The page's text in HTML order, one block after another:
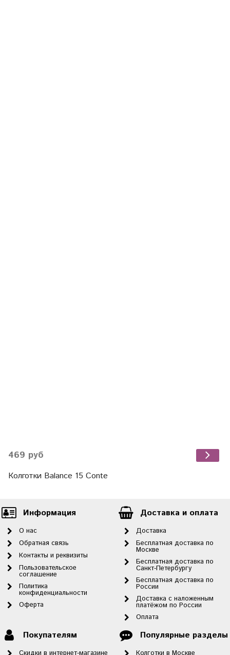
469 руб
Колготки Balance 15 Conte
Информация
О нас
Обратная связь
Контакты и реквизиты
Пользовательское
соглашение
Политика
конфиденциальности
Оферта
Доставка и оплата
Доставка
Бесплатная доставка по
Москве
Бесплатная доставка по
Санкт-Петербургу
Бесплатная доставка по
России
Доставка с наложенным
платёжом по России
Оплата
Покупателям Популярные разделы